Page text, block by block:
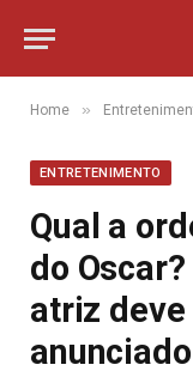
Home »
ENTRETENIMENTO
Qual a
do
atriz
anunciado